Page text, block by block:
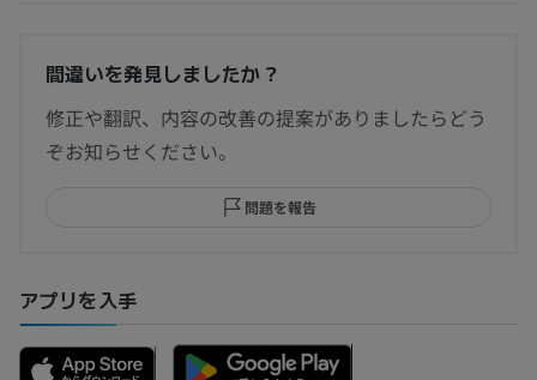
間違いを発見しましたか？
修正や翻訳、内容の改善の提案がありましたらどう
ぞお知らせください。
問題を報告
アプリを入手